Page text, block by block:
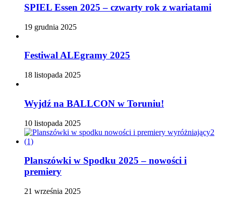
SPIEL Essen 2025 – czwarty rok z wariatami
19 grudnia 2025
Festiwal ALEgramy 2025
18 listopada 2025
Wyjdź na BALLCON w Toruniu!
10 listopada 2025
Planszówki w Spodku 2025 – nowości i
premiery
21 września 2025